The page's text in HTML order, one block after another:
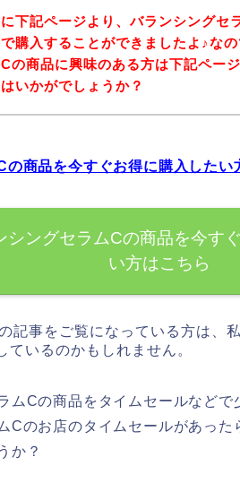
下記ページより、バランシングセ
購入することができましたよ♪な
の商品に興味のある方は下記ペー
いかがでしょうか？
の商品を今すぐお得に購入したい
シングセラムCの商品を今す
い方はこちら
記事をご覧になっている方は、
いるのかもしれません。
ムCの商品をタイムセールなど
Cのお店のタイムセールがあっ
か？